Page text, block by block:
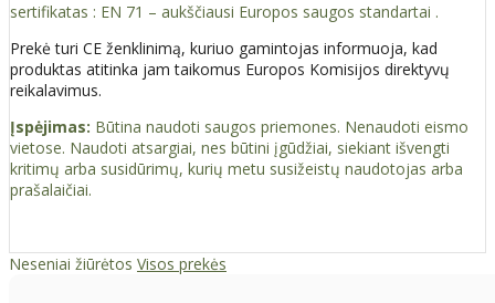
sertifikatas : EN 71 – aukščiausi Europos saugos standartai .
Prekė turi CE ženklinimą, kuriuo gamintojas informuoja, kad
produktas atitinka jam taikomus Europos Komisijos direktyvų
reikalavimus.
Įspėjimas: Būtina naudoti saugos priemones. Nenaudoti eismo
vietose. Naudoti atsargiai, nes būtini įgūdžiai, siekiant išvengti
kritimų arba susidūrimų, kurių metu susižeistų naudotojas arba
prašalaičiai.
Neseniai žiūrėtos Visos prekės